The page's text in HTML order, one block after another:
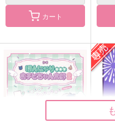
きらきら夢みたいから
お茶割りだいすきクラ
ブ
悠玖
13
有
カート